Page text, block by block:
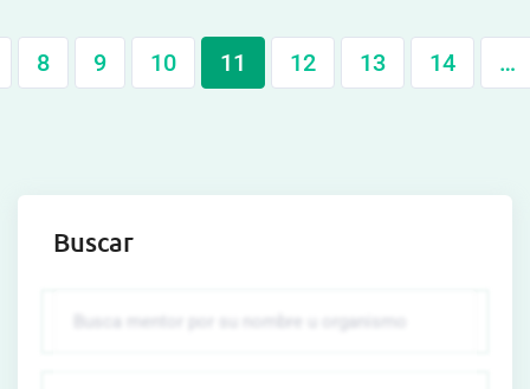
8 9 10 11 12 13 14 …
Buscar